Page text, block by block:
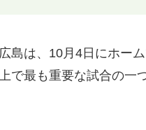
島は、10月4日にホー
で最も重要な試合の一